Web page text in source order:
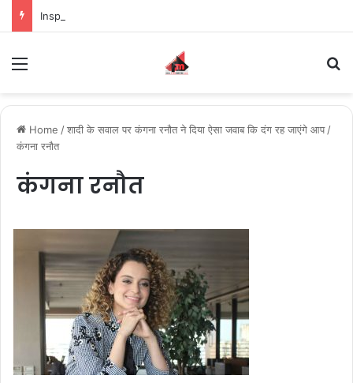
Home /शादी के सवाल पर कंगना रनौत ने दिया ऐसा जवाब कि दंग रह जाएंगे आप /
कंगना रनौत
कंगना रनौत